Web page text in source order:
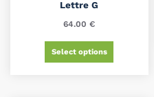
Lettre G
64.00€
Select options